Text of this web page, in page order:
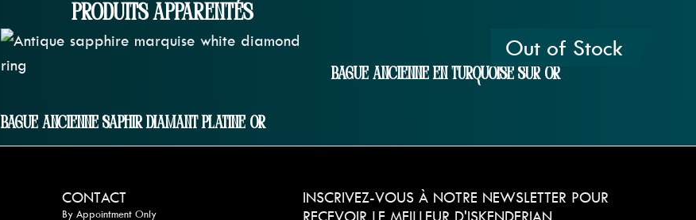
Produits apparentés
Bague Ancienne Saphir Diamant Platine Or
Out of Stock
Bague Ancienne En Turquoise Sur Or
CONTACT
By Appointment Only
INSCRIVEZ-VOUS À NOTRE NEWSLETTER POUR